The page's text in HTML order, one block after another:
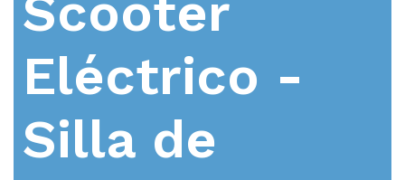
Eléctrico -
Silla de